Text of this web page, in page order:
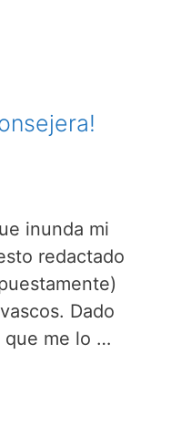
inunda mi
redactado
Dado
que me lo …